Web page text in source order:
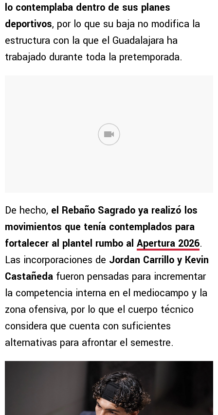
lo contemplaba dentro de sus planes
deportivos, por lo que su baja no modifica la
estructura con la que el Guadalajara ha
trabajado durante toda la pretemporada.
De hecho, el Rebaño Sagrado ya realizó los
movimientos que tenía contemplados para
fortalecer al plantel rumbo al Apertura 2026.
Las incorporaciones de Jordan Carrillo y Kevin
Castañeda fueron pensadas para incrementar
la competencia interna en el mediocampo y la
zona ofensiva, por lo que el cuerpo técnico
considera que cuenta con suficientes
alternativas para afrontar el semestre.